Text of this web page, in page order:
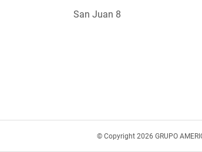
San Juan 8
© Copyright 2026 GRUPO